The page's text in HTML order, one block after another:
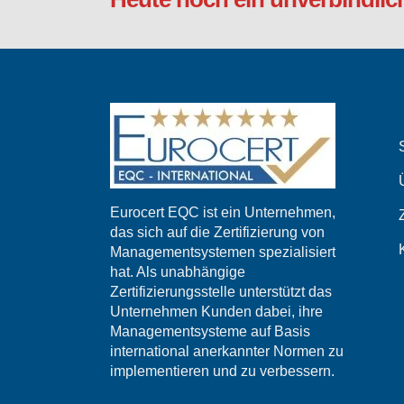
Eurocert EQC ist ein Unternehmen,
das sich auf die Zertifizierung von
Managementsystemen spezialisiert
hat. Als unabhängige
Zertifizierungsstelle unterstützt das
Unternehmen Kunden dabei, ihre
Managementsysteme auf Basis
international anerkannter Normen zu
implementieren und zu verbessern.